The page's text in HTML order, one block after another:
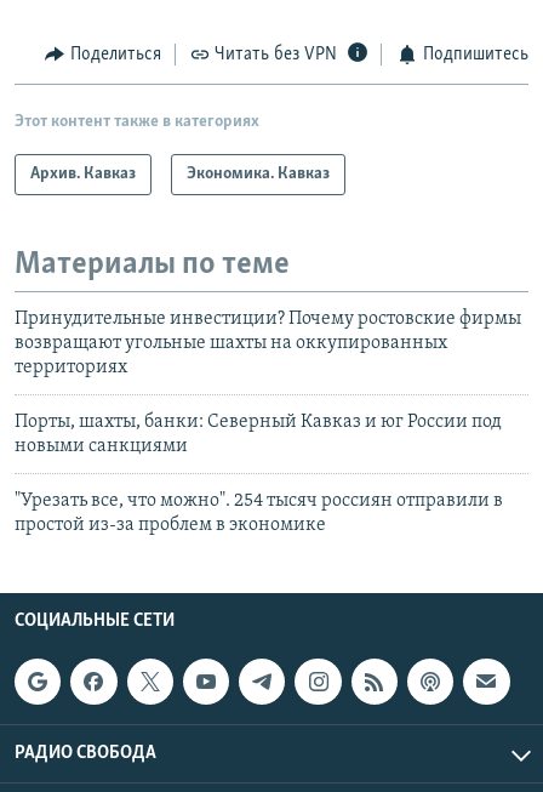
Поделиться Читать без VPN Подпишитесь
Этот контент также в категориях
Архив. Кавказ Экономика. Кавказ
Материалы по теме
Принудительные инвестиции? Почему ростовские фирмы
возвращают угольные шахты на оккупированных
территориях
Порты, шахты, банки: Северный Кавказ и юг России под
новыми санкциями
"Урезать все, что можно". 254 тысяч россиян отправили в
простой из-за проблем в экономике
СОЦИАЛЬНЫЕ СЕТИ
РАДИО СВОБОДА